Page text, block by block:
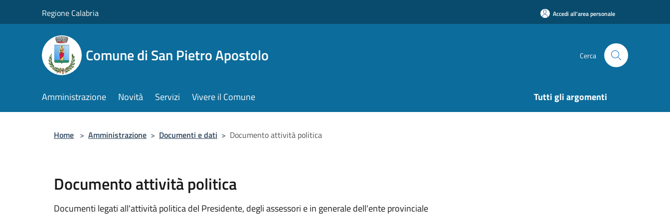
Regione Calabria Accedi all'area personale
Comune di San Pietro Apostolo Cerca
Amministrazione Novità Servizi Vivere il Comune Tutti gli argomenti
Home > Amministrazione > Documenti e dati > Documento attività politica
Documento attività politica
Documenti legati all'attività politica del Presidente, degli assessori e in generale dell'ente provinciale